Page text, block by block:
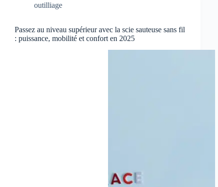
outilliage
Passez au niveau supérieur avec la scie sauteuse sans fil
: puissance, mobilité et confort en 2025